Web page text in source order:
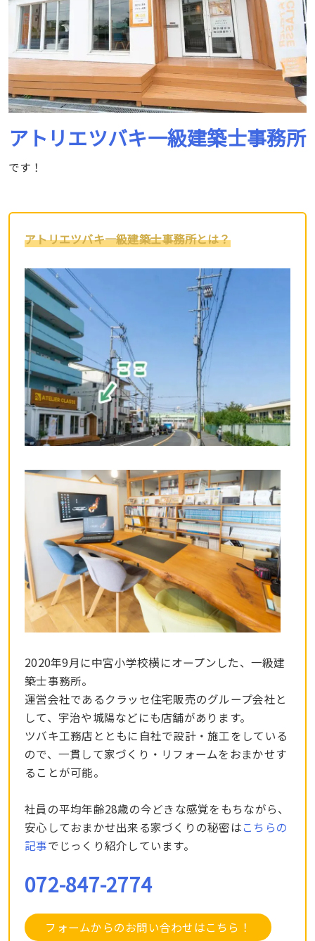
アトリエツバキ一級建築士事務所
です！
アトリエツバキ一級建築士事務所とは？
2020年9月に中宮小学校横にオープンした、一級建
築士事務所。
運営会社であるクラッセ住宅販売のグループ会社と
して、宇治や城陽などにも店舗があります。
ツバキ工務店とともに自社で設計・施工をしている
ので、一貫して家づくり・リフォームをおまかせす
ることが可能。
社員の平均年齢28歳の今どきな感覚をもちながら、
安心しておまかせ出来る家づくりの秘密はこちらの
記事でじっくり紹介しています。
072-847-2774
フォームからのお問い合わせはこちら！